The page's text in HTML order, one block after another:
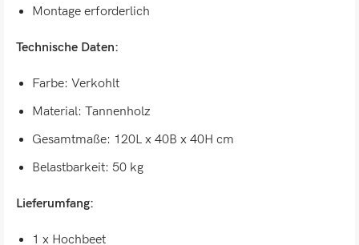
Montage erforderlich
Technische Daten:
Farbe: Verkohlt
Material: Tannenholz
Gesamtmaße: 120L x 40B x 40H cm
Belastbarkeit: 50 kg
Lieferumfang:
1 x Hochbeet